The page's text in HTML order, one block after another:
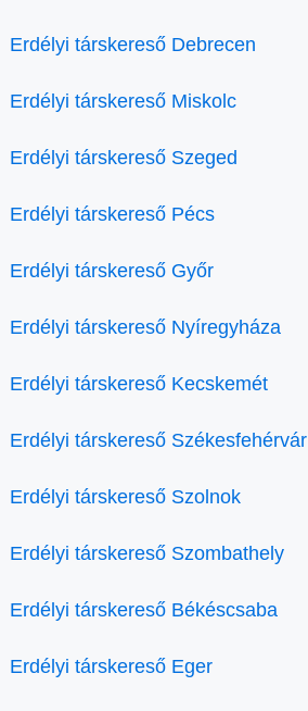
Erdélyi társkereső Debrecen
Erdélyi társkereső Miskolc
Erdélyi társkereső Szeged
Erdélyi társkereső Pécs
Erdélyi társkereső Győr
Erdélyi társkereső Nyíregyháza
Erdélyi társkereső Kecskemét
Erdélyi társkereső Székesfehérvár
Erdélyi társkereső Szolnok
Erdélyi társkereső Szombathely
Erdélyi társkereső Békéscsaba
Erdélyi társkereső Eger